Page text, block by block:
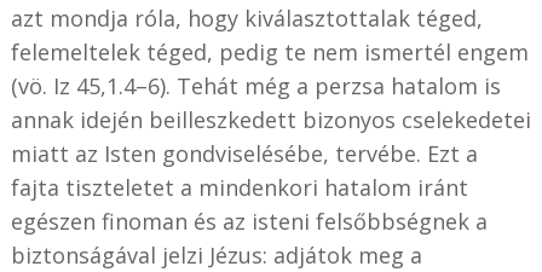
azt mondja róla, hogy kiválasztottalak téged,
felemeltelek téged, pedig te nem ismertél engem
(vö. Iz 45,1.4–6). Tehát még a perzsa hatalom is
annak idején beilleszkedett bizonyos cselekedetei
miatt az Isten gondviselésébe, tervébe. Ezt a
fajta tiszteletet a mindenkori hatalom iránt
egészen finoman és az isteni felsőbbségnek a
biztonságával jelzi Jézus: adjátok meg a